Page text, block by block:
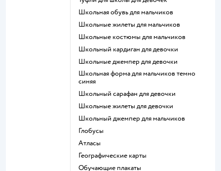
Школьная обувь для мальчиков
Школьные жилеты для мальчиков
Школьные костюмы для мальчиков
Школьный кардиган для девочки
Школьные джемпер для девочки
Школьная форма для мальчиков темно
синяя
Школьный сарафан для девочки
Школьные жилеты для девочки
Школьный джемпер для мальчиков
Глобусы
Атласы
Географические карты
Обучающие плакаты